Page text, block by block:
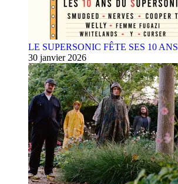
LE SUPERSONIC FÊTE SES 10 ANS
30 janvier 2026